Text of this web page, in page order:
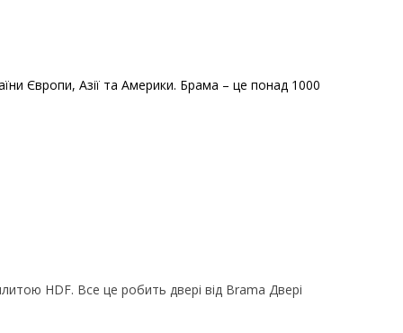
Європи, Азії та Америки. Брама – це понад 1000
HDF. Все це робить двері від Brama Двері